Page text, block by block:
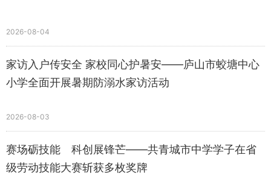
2026-08-04
家访入户传安全 家校同心护暑安——庐山市蛟塘中心
小学全面开展暑期防溺水家访活动
2026-08-03
赛场砺技能 科创展锋芒——共青城市中学学子在省
级劳动技能大赛斩获多枚奖牌